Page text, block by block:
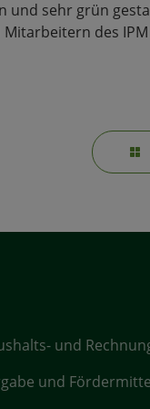
und sehr grün
des
und
und